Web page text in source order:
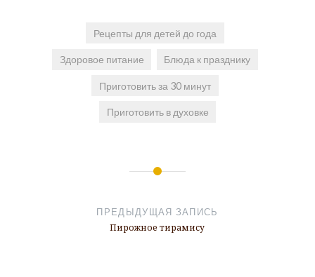
Рецепты для детей до года
Здоровое питание Блюда к празднику
Приготовить за 30 минут
Приготовить в духовке
ПРЕДЫДУЩАЯ ЗАПИСЬ
Пирожное тирамису